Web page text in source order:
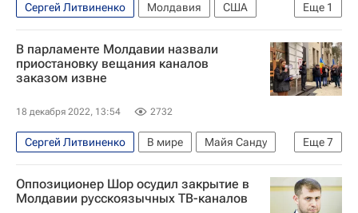
Еще 1
Сергей Литвиненко Молдавия
США
Евросоюз
В парламенте Молдавии назвали
приостановку вещания каналов
заказом извне
18 декабря 2022, 13:54 2732
Еще7
Сергей Литвиненко В мире
Майя Санду
Молдавия
Москва
Украина
Парламентская ассамблея Совета Европы
Оппозиционер Шор осудил закрытие в
Молдавии русскоязычных ТВ-каналов